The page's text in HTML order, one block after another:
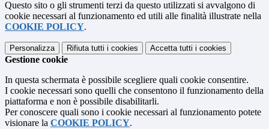
Questo sito o gli strumenti terzi da questo utilizzati si avvalgono di
cookie necessari al funzionamento ed utili alle finalità illustrate nella
COOKIE POLICY.
Personalizza Rifiuta tutti i cookies Accetta tutti i cookies
Gestione cookie
In questa schermata è possibile scegliere quali cookie consentire.
I cookie necessari sono quelli che consentono il funzionamento della
piattaforma e non è possibile disabilitarli.
Per conoscere quali sono i cookie necessari al funzionamento potete
visionare la COOKIE POLICY.